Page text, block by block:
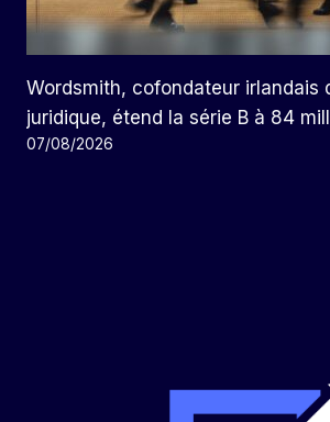
Wordsmith, cofondateur irlandais
juridique, étend la série B à 84
07/08/2026